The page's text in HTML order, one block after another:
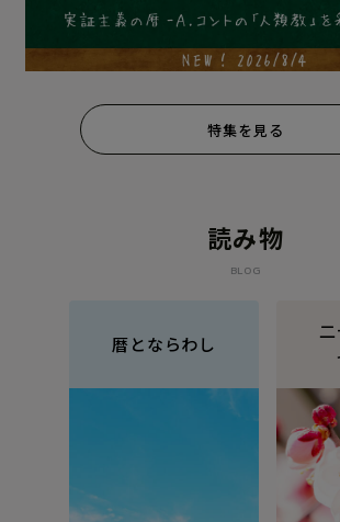
特集を見る
読み物
BLOG
暦とならわし